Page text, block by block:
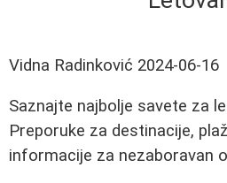
Vidna Radinković 2024-06-16
Saznajte najbolje savete za
Preporuke za destinacije,
informacije za nezaboravan